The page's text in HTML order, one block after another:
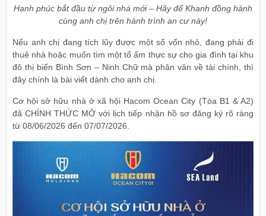
Hạnh phúc bắt đầu từ ngôi nhà mới – Hãy để Khanh đồng hành
cùng anh chị trên hành trình an cư này!
Nếu anh chị đang tích lũy được một số vốn nhỏ, đang phải đi
thuê nhà hoặc muốn tìm một tổ ấm thực sự cho gia đình tại khu
đô thị biển Bình Sơn – Ninh Chữ mà phân vân về tài chính, thì
đây chính là bài viết dành cho anh chị.
Cơ hội sở hữu nhà ở xã hội Hacom Ocean City (Tòa B1 & A2)
đã CHÍNH THỨC MỞ với lịch tiếp nhận hồ sơ đăng ký rõ ràng
từ 08/06/2026 đến 07/07/2026.